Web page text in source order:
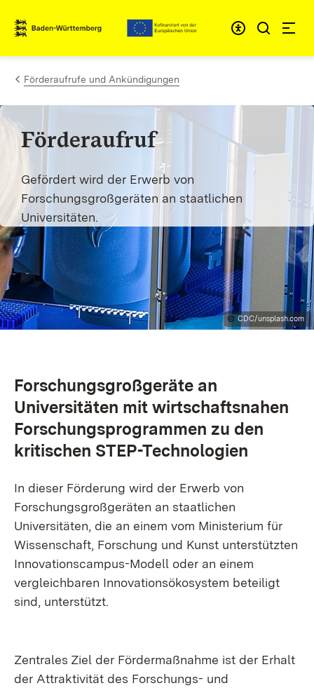
Zum Inhalt springen
Link zur Startseite
Förderaufrufe und Ankündigungen
Förderaufruf
Gefördert wird der Erwerb von
Forschungsgroßgeräten an staatlichen
Universitäten.
CDC/unsplash.com
Forschungsgroßgeräte an
Universitäten mit wirtschaftsnahen
Forschungsprogrammen zu den
kritischen STEP-Technologien
In dieser Förderung wird der Erwerb von
Forschungsgroßgeräten an staatlichen
Universitäten, die an einem vom Ministerium für
Wissenschaft, Forschung und Kunst unterstützten
Innovationscampus-Modell oder an einem
vergleichbaren Innovationsökosystem beteiligt
sind, unterstützt.
Zentrales Ziel der Fördermaßnahme ist der Erhalt
der Attraktivität des Forschungs- und